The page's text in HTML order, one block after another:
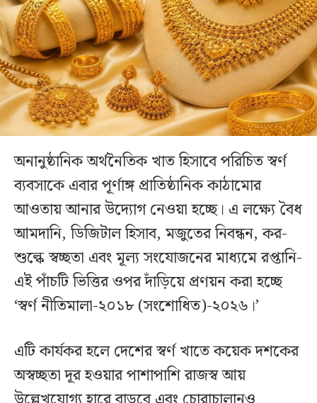
অনানুষ্ঠানিক অর্থনৈতিক খাত হিসাবে পরিচিত স্বর্ণ
ব্যবসাকে এবার পূর্ণাঙ্গ প্রাতিষ্ঠানিক কাঠামোর
আওতায় আনার উদ্যোগ নেওয়া হচ্ছে। এ লক্ষ্যে বৈধ
আমদানি, ডিজিটাল হিসাব, মজুতের নিবন্ধন, কর-
শুল্কে স্বচ্ছতা এবং মূল্য সংযোজনের মাধ্যমে রপ্তানি-
এই পাঁচটি ভিত্তির ওপর দাঁড়িয়ে প্রণয়ন করা হচ্ছে
‘স্বর্ণ নীতিমালা-২০১৮ (সংশোধিত)-২০২৬।’
এটি কার্যকর হলে দেশের স্বর্ণ খাতে কয়েক দশকের
অস্বচ্ছতা দূর হওয়ার পাশাপাশি রাজস্ব আয়